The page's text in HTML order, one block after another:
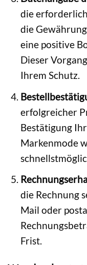
die
die
eine positive
Dieser
Ihrem Schutz.
erfolgreicher
Bestätigung
Markenmode
die Rechnung
Mail oder
Frist.